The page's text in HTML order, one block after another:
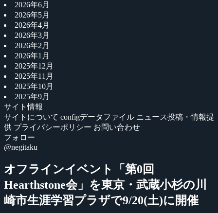
2026年6月
2026年5月
2026年4月
2026年3月
2026年2月
2026年1月
2025年12月
2025年11月
2025年10月
2025年9月
サイト情報
サイトについて configデータファイル ニュース投稿・情報提
供 プライバシーポリシー お問い合わせ
フォロー
@negitaku
オフラインイベント「第0回
Hearthstone会」を東京・武蔵小杉の川
崎市生涯学習プラザで9/20(土)に開催